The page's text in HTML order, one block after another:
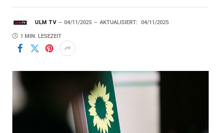
ULM TV 04/11/2025 AKTUALISIERT: 04/11/2025
1 MIN. LESEZEIT